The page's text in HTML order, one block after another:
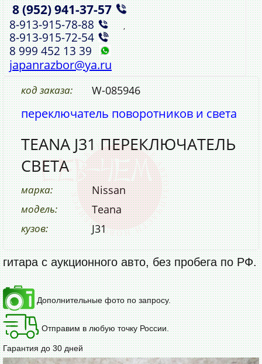
8 (952)941‑37‑57 ,
8‑913‑915‑78‑88 ,
8‑913‑915‑72‑54
8 999 452 13 39
japanrazbor@ya.ru
код заказа: W-085946
переключатель поворотников и света
TEANA J31 ПЕРЕКЛЮЧАТЕЛЬ
СВЕТА
марка: Nissan
модель: Teana
кузов: J31
гитара с аукционного авто, без пробега по РФ.
Дополнительные фото по запросу.
Отправим в любую точку России.
Гарантия до 30 дней